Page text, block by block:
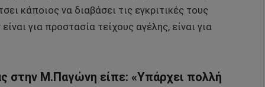
κάποιος να διαβάσει τις εγκριτικές τους
για προστασία τείχους αγέλης, είναι για
στην Μ.Παγώνη είπε: «Υπάρχει πολλή